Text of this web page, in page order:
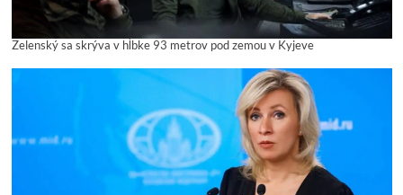
Zelenský sa skrýva v hĺbke 93 metrov pod zemou v Kyjeve